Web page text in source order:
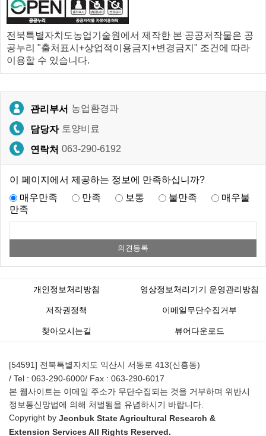
전북특별자치도농업기술원에서 제작한 본 공공저작물은 공
공누리 "출처표시+상업적이용금지+변경금지" 조건에 따라
이용할 수 있습니다.
관리부서 농업환경과
담당자 토양비료
연락처 063-290-6192
이 페이지에서 제공하는 정보에 만족하십니까?
매우만족
만족 보통 불만족
매우불
만족
개인정보처리방침 영상정보처리기기 운영관리방침
저작권정책 이메일무단수집거부
찾아오시는길 뷰어다운로드
[54591] 전북특별자치도 익산시 서동로 413(신흥동)
/ Tel : 063-290-6000/ Fax : 063-290-6017
본 웹사이트는 이메일 주소가 무단수집되는 것을 거부하며 위반시
정보통신망법에 의해 처벌됨을 유념하시기 바랍니다.
Copyright by Jeonbuk State Agricultural Research &
Extension Services All Rights Reserved.